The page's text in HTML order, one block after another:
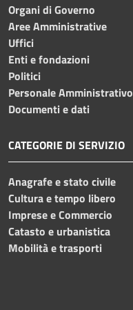
Organi di Governo
Aree Amministrative
Uffici
Enti e fondazioni
Politici
Personale Amministrativo
Documenti e dati
CATEGORIE DI SERVIZIO
Anagrafe e stato civile
Cultura e tempo libero
Imprese e Commercio
Catasto e urbanistica
Mobilità e trasporti